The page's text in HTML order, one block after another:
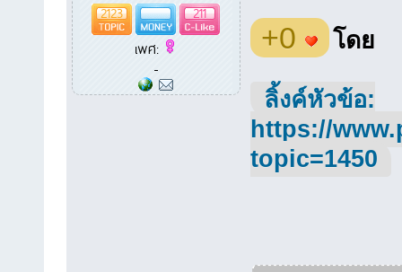
2123
211
เพศ:
-
+0 โดย
ลิ้งค์หัวข้อ:
https://
topic=1450